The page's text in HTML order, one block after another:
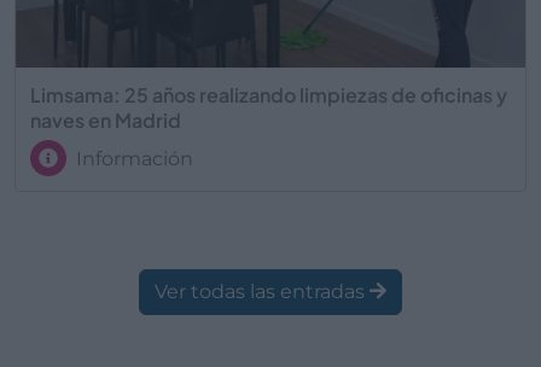
Limsama: 25 años realizando limpiezas de oficinas y
naves en Madrid
Información
Ver todas las entradas